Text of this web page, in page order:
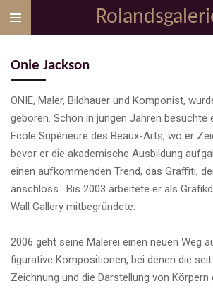
Zum
Hauptinhalt
Onie Jackson
ONIE, Maler, Bildhauer und Komponist,
geboren. Schon in jungen Jahren besuchte
Ecole Supérieure des Beaux-Arts, wo er
bevor er die akademische Ausbildung
einen aufkommenden Trend, das Graffiti,
anschloss. Bis 2003 arbeitete er als
Wall Gallery mitbegründete.
2006 geht seine Malerei einen neuen Weg
figurative Kompositionen, bei denen die
Zeichnung und die Darstellung von